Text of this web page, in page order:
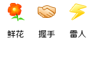
鲜花 握手 雷人